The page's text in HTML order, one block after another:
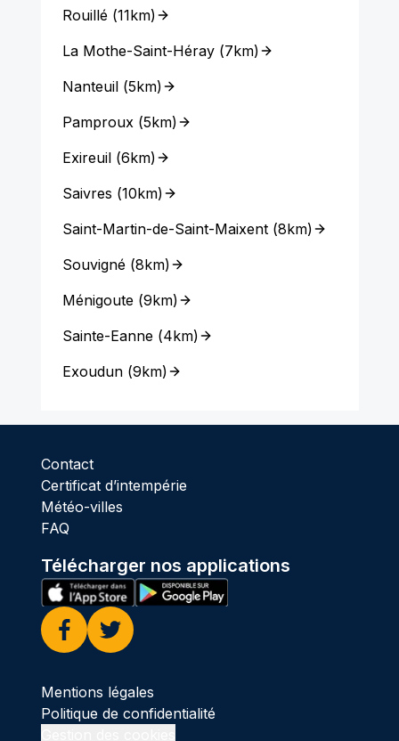
Rouillé(11km)
La Mothe-Saint-Héray(7km)
Nanteuil(5km)
Pamproux(5km)
Exireuil(6km)
Saivres (10km)
Saint-Martin-de-Saint-Maixent(8km)
Souvigné(8km)
Ménigoute(9km)
Sainte-Eanne(4km)
Exoudun(9km)
Contact
Certificat d’intempérie
Météo-villes
FAQ
Télécharger nos applications
Facebook
Twitter
Mentions légales
Politique de confidentialité